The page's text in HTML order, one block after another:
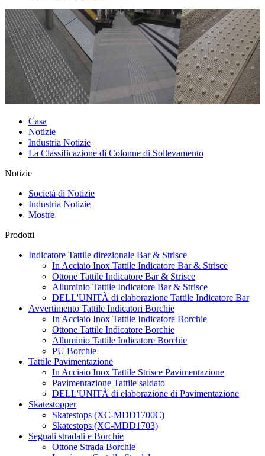
Casa
Notizie
Industria Notizie
La Classificazione di Colonne di Sollevamento
Notizie
Società di Notizie
Industria Notizie
Mostre
Prodotti
Indicatore Tattile direzionale Bar & Strisce
In Acciaio Inox Tattile Indicatore Bar & Strisce
Ottone Tattile Indicatore Bar & Strisce
Alluminio Tattile Indicatore Bar & Strisce
DELL'UNITÀ di elaborazione Tattile Indicatore Bar
Avvertimento Tattile Indicatori Borchie
In Acciaio Inox Tattile Indicatore Borchie
Ottone Tattile Indicatore Borchie
Alluminio Tattile Indicatore Borchie
PU Borchie
Tattile Pavimentazione
In Acciaio Inox Tattile Strisce Pavimentazione
Pavimentazione Tattile saldato
DELL'UNITÀ di elaborazione di Pavimentazione
Skatestopper
Skatestops (XC-MDD1700C)
Skatestops (XC-MDD1703)
Segnali stradali e Borchie
Ottone Strada Borchie